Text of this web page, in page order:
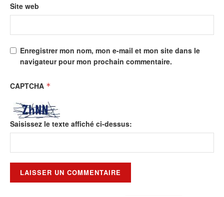
Site web
Enregistrer mon nom, mon e-mail et mon site dans le
navigateur pour mon prochain commentaire.
CAPTCHA *
Saisissez le texte affiché ci-dessus: